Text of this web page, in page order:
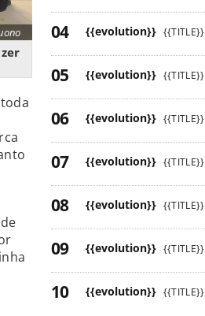
{{evolution}} {{TITLE}}
{{evolution}} {{TITLE}}
{{evolution}} {{TITLE}}
{{evolution}} {{TITLE}}
{{evolution}} {{TITLE}}
{{evolution}} {{TITLE}}
{{evolution}} {{TITLE}}